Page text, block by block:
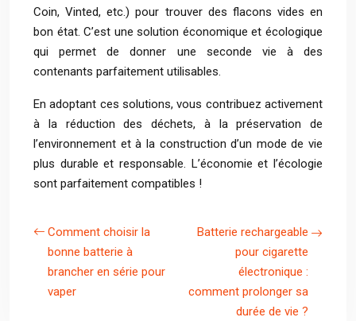
Coin, Vinted, etc.) pour trouver des flacons vides en
bon état. C’est une solution économique et écologique
qui permet de donner une seconde vie à des
contenants parfaitement utilisables.
En adoptant ces solutions, vous contribuez activement
à la réduction des déchets, à la préservation de
l’environnement et à la construction d’un mode de vie
plus durable et responsable. L’économie et l’écologie
sont parfaitement compatibles !
Comment choisir la
bonne batterie à
brancher en série pour
vaper
Batterie rechargeable
pour cigarette
électronique :
comment prolonger sa
durée de vie ?